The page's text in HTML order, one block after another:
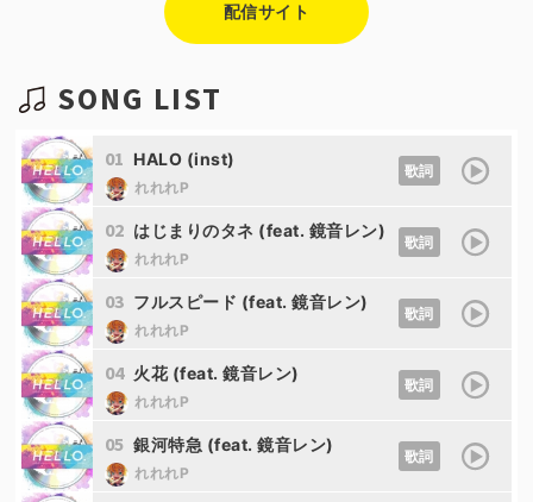
配信サイト
SONG LIST
01 HALO (inst)
れれれP
歌詞
02 はじまりのタネ (feat. 鏡音レン)
れれれP
歌詞
03 フルスピード (feat. 鏡音レン)
れれれP
歌詞
04 火花 (feat. 鏡音レン)
れれれP
歌詞
05 銀河特急 (feat. 鏡音レン)
れれれP
歌詞